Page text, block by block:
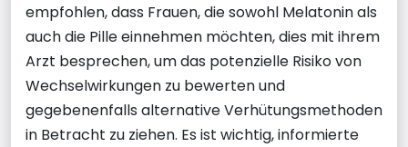
empfohlen, dass Frauen, die sowohl Melatonin als
auch die Pille einnehmen möchten, dies mit ihrem
Arzt besprechen, um das potenzielle Risiko von
Wechselwirkungen zu bewerten und
gegebenenfalls alternative Verhütungsmethoden
in Betracht zu ziehen. Es ist wichtig, informierte